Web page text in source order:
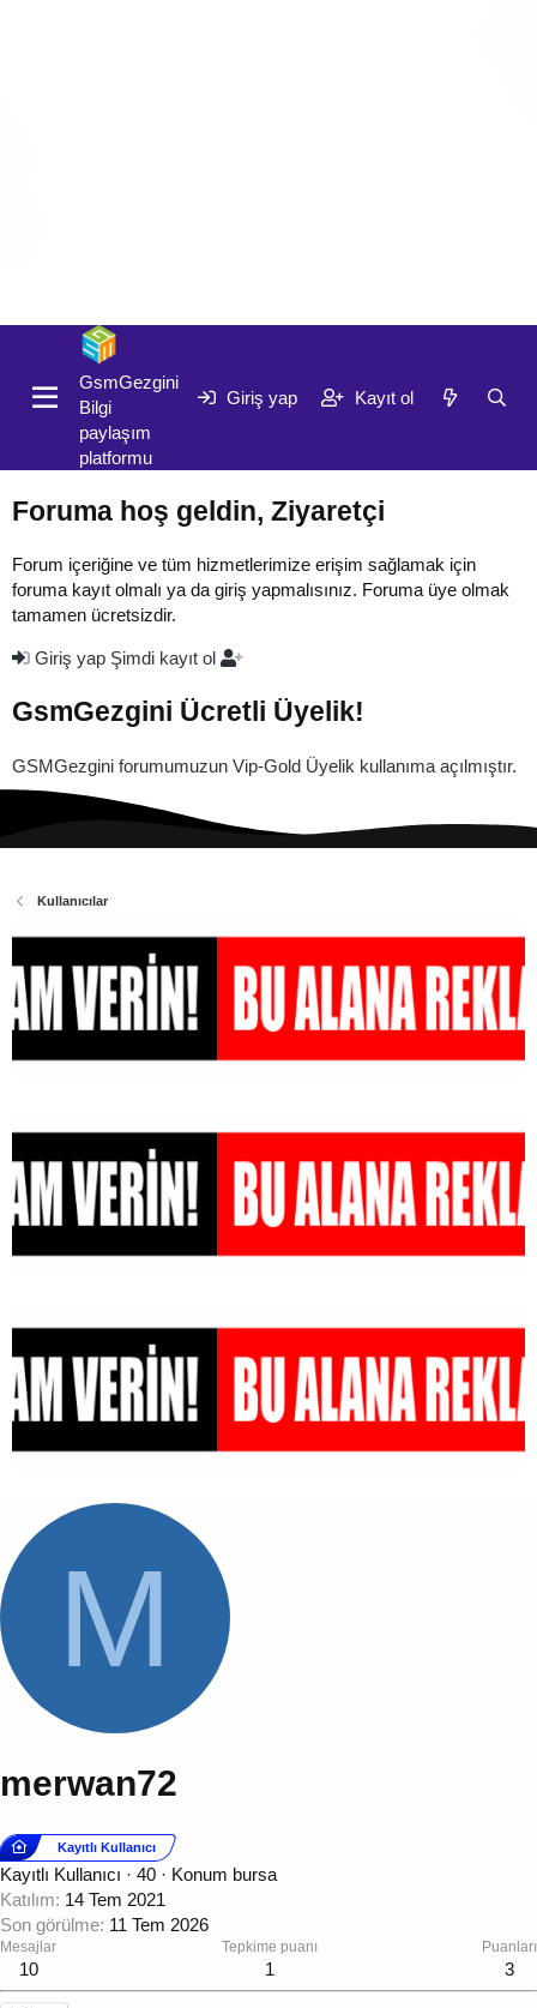
GsmGezgini
Bilgi
paylaşım
platformu
Giriş yap Kayıt ol
Foruma hoş geldin, Ziyaretçi
Forum içeriğine ve tüm hizmetlerimize erişim sağlamak için
foruma kayıt olmalı ya da giriş yapmalısınız. Foruma üye olmak
tamamen ücretsizdir.
Giriş yap Şimdi kayıt ol
GsmGezgini Ücretli Üyelik!
GSMGezgini forumumuzun Vip-Gold Üyelik kullanıma açılmıştır.
Kullanıcılar
M
merwan72
Kayıtlı Kullanıcı
Kayıtlı Kullanıcı · 40 · Konum bursa
Katılım 14 Tem 2021
Son görülme 11 Tem 2026
Mesajlar
10
Tepkime puanı
1
Puanları
3